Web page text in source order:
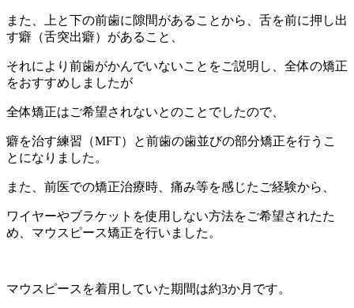
また、上と下の前歯に隙間があることから、舌を前に押し出
す癖（舌突出癖）があること、
それにより前歯がかんでいないことをご説明し、全体の矯正
をおすすめしましたが
全体矯正はご希望されないとのことでしたので、
癖を治す練習（MFT）と前歯の歯並びの部分矯正を行うこ
とになりました。
また、前医での矯正治療時、痛み等を感じたご経験から、
ワイヤーやブラケットを使用しない方法をご希望されたた
め、マウスピース矯正を行いました。
マウスピースを着用していた期間は約3か月です。